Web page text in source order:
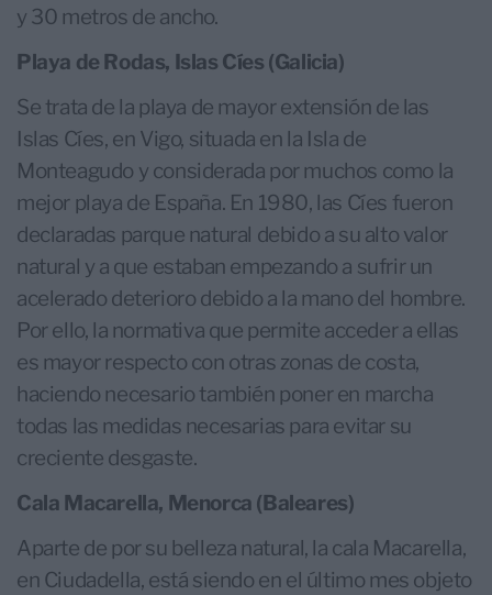
y 30 metros de ancho.
Playa de Rodas, Islas Cíes (Galicia)
Se trata de la playa de mayor extensión de las
Islas Cíes, en Vigo,​ situada en la Isla de
Monteagudo y considerada por muchos como la
mejor playa de España. En 1980, las Cíes fueron
declaradas parque natural debido a su alto valor
natural y a que estaban empezando a sufrir un
acelerado deterioro debido a la mano del hombre.
Por ello, la normativa que permite acceder a ellas
es mayor respecto con otras zonas de costa,
haciendo necesario también poner en marcha
todas las medidas necesarias para evitar su
creciente desgaste.
Cala Macarella, Menorca (Baleares)
Aparte de por su belleza natural, la cala Macarella,
en Ciudadella, está siendo en el último mes objeto